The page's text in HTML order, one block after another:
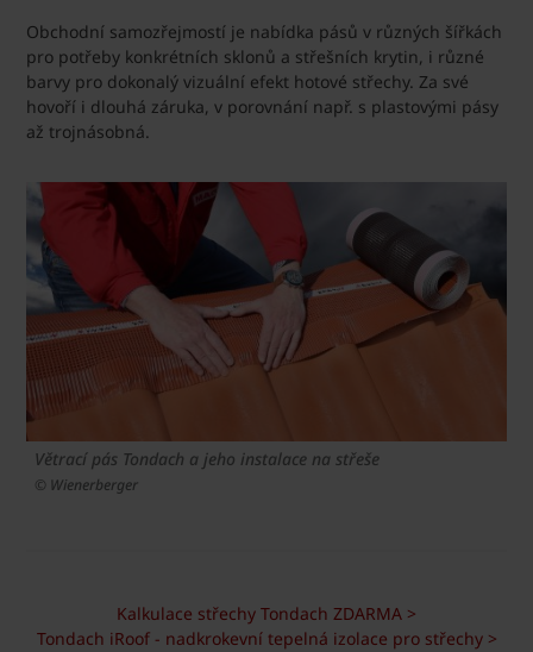
Obchodní samozřejmostí je nabídka pásů v různých šířkách
pro potřeby konkrétních sklonů a střešních krytin, i různé
barvy pro dokonalý vizuální efekt hotové střechy. Za své
hovoří i dlouhá záruka, v porovnání např. s plastovými pásy
až trojnásobná.
Větrací pás Tondach a jeho instalace na střeše
© Wienerberger
Kalkulace střechy Tondach ZDARMA >
Tondach iRoof - nadkrokevní tepelná izolace pro střechy >